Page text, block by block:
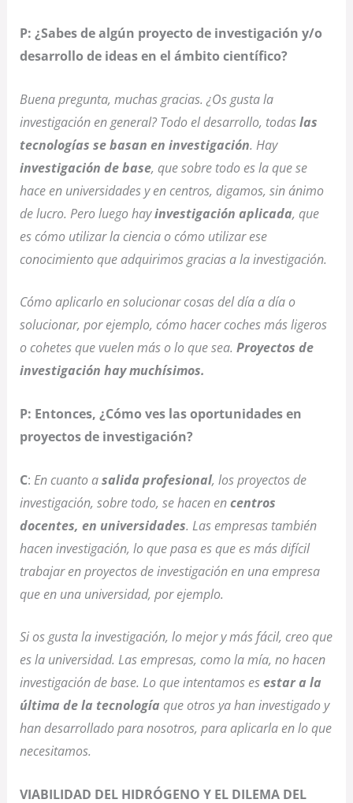
P: ¿Sabes de algún proyecto de investigación y/o
desarrollo de ideas en el ámbito científico?
Buena pregunta, muchas gracias. ¿Os gusta la
investigación en general? Todo el desarrollo, todaslas
tecnologías se basan en investigación. Hay
investigación de base, que sobre todo es la que se
hace en universidades y en centros, digamos, sin ánimo
de lucro. Pero luego hayinvestigación aplicada, que
es cómo utilizar la ciencia o cómo utilizar ese
conocimiento que adquirimos gracias a la investigación.
Cómo aplicarlo en solucionar cosas del día a día o
solucionar, por ejemplo, cómo hacer coches más ligeros
o cohetes que vuelen más o lo que sea. Proyectos de
investigación hay muchísimos.
P: Entonces, ¿Cómo ves las oportunidades en
proyectos de investigación?
C: En cuanto asalida profesional, los proyectos de
investigación, sobre todo, se hacen encentros
docentes, en universidades. Las empresas también
hacen investigación, lo que pasa es que es más difícil
trabajar en proyectos de investigación en una empresa
que en una universidad, por ejemplo.
Si os gusta la investigación, lo mejor y más fácil, creo que
es la universidad. Las empresas, como la mía, no hacen
investigación de base. Lo que intentamos esestar a la
última de la tecnología que otros ya han investigado y
han desarrollado para nosotros, para aplicarla en lo que
necesitamos.
VIABILIDAD DEL HIDRÓGENO Y EL DILEMA DEL